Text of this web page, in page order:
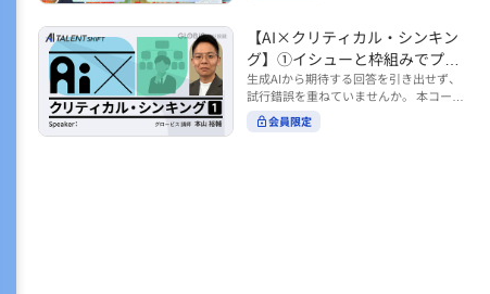
earch?tag=AI%E3%83%AF%E3%83%B
C%E3%82%AF%E3%82%B7%E3%83%
95%E3%83%88 ※本コースは、AIのマネ
ジメント活用を学ぶ「AIビジネスシフ
ト」シリーズの一環として提供していま
す。 ※本動画は、制作時点の情報に基づ
bis.co.jp/learning_documents/6f976cd
ル https://unlimited.globis.co.jp/ja/co
urses/598f3254/ ※本コースは、AI時代
のビジネススキルを学ぶ「AIタレントシ
フト」シリーズの一環として提供してい
ます。 https://unlimited.globis.co.jp/j
a/tags/AI%E3%82%BF%E3%83%AC%E
トの時間をやりくりするために、真っ先
に削りがちなのが「睡眠」時間。 実は
今、日本社会は世界と比較して「最も眠
らない国」だということもわかってきて
います。 慢性的な睡眠不足は、心身の健
康に悪影響なだけでなく、仕事のパフォ
ーマンスにも当然大きな影響を与え、社
【AI×クリティカル・シンキン
グ】①イシューと枠組みでプロ
ンプトを磨く
生成AIから期待する回答を引き出せず、
試行錯誤を重ねていませんか。 本コース
では、生成AI活用の質を高める鍵とし
て、クリティカル・シンキングの視点か
会員限定